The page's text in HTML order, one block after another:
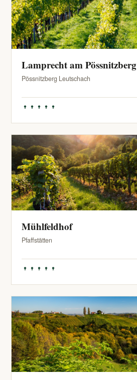
Lamprecht am Pössnitzberg
Pössnitzberg Leutschach
Mühlfeldhof
Pfaffstätten